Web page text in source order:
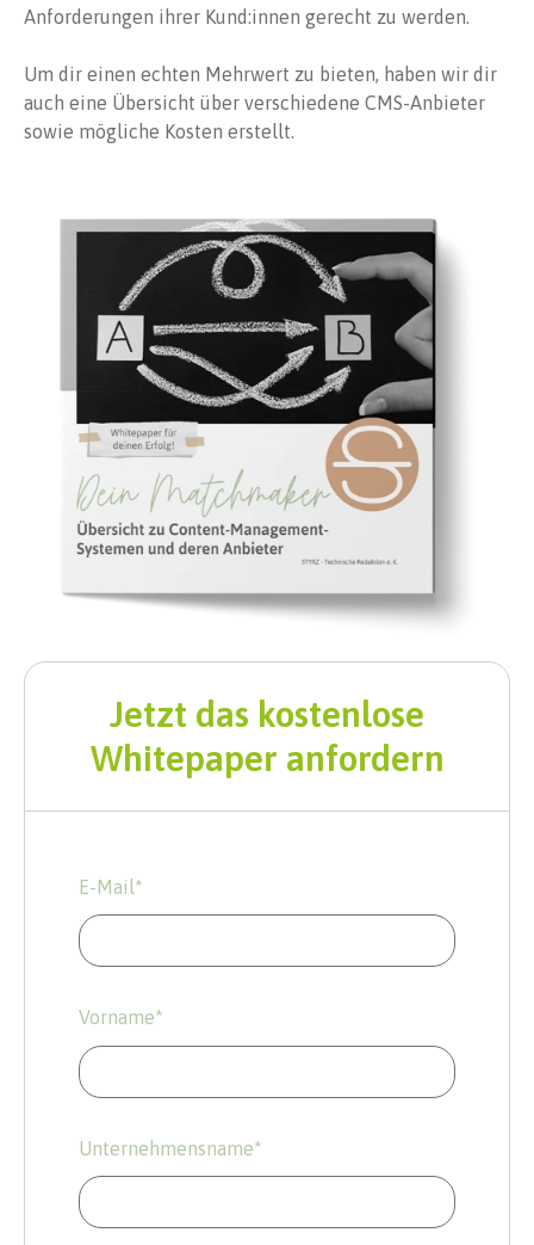
Anforderungen ihrer Kund:innen gerecht zu werden.
Um dir einen echten Mehrwert zu bieten, haben wir dir
auch eine Übersicht über verschiedene CMS-Anbieter
sowie mögliche Kosten erstellt.
Jetzt das kostenlose
Whitepaper anfordern
E-Mail *
Vorname*
Unternehmensname*